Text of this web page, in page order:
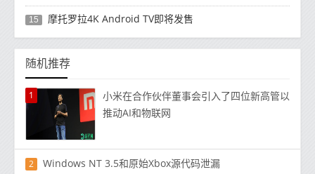
15 摩托罗拉4K Android TV即将发售
随机推荐
1
小米在合作伙伴董事会引入了四位新高管以
推动AI和物联网
2 Windows NT 3.5和原始Xbox源代码泄漏